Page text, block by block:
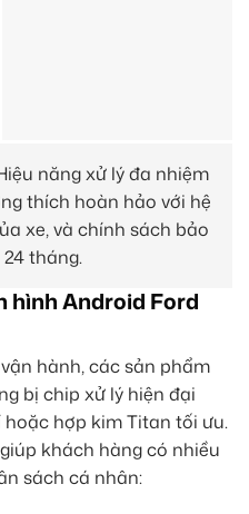
năng xử lý đa nhiệm
thích hoàn hảo với hệ
xe, và chính sách bảo
tháng.
hình Android Ford
hành, các sản phẩm
bị chip xử lý hiện đại
hợp kim Titan tối ưu.
khách hàng có nhiều
sách cá nhân: